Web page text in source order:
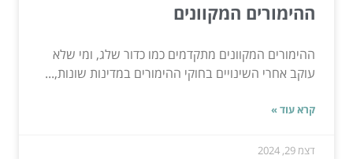
ההימורים המקוונים
ההימורים המקוונים מתקדמים כמו כדור שלג, ומי שלא
עוקב אחרי השינויים בחוקי ההימורים במדינות שונות,...
קרא עוד »
דצמ 29, 2024